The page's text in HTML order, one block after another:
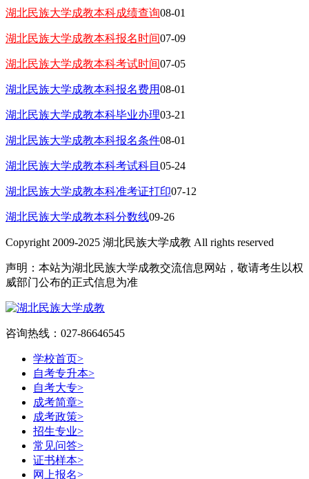
湖北民族大学成教本科成绩查询08-01
湖北民族大学成教本科报名时间07-09
湖北民族大学成教本科考试时间07-05
湖北民族大学成教本科报名费用08-01
湖北民族大学成教本科毕业办理03-21
湖北民族大学成教本科报名条件08-01
湖北民族大学成教本科考试科目 05-24
湖北民族大学成教本科准考证打印07-12
湖北民族大学成教本科分数线09-26
Copyright 2009-2025 湖北民族大学成教 All rights reserved
声明：本站为湖北民族大学成教交流信息网站，敬请考生以权
威部门公布的正式信息为准
咨询热线：027-86646545
学校首页>
自考专升本>
自考大专>
成考简章>
成考政策>
招生专业>
常见问答>
证书样本>
网上报名>